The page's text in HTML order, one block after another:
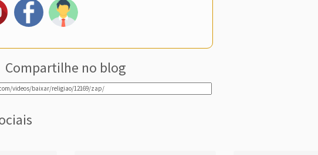
Compartilhe no blog